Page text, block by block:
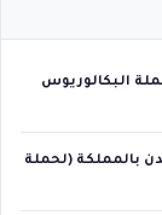
شاغرة لحملة البكالوريوس
بالمملكة (لحملة